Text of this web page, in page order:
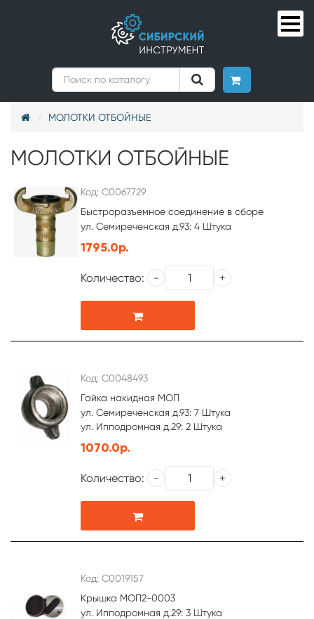
МОЛОТКИ ОТБОЙНЫЕ
МОЛОТКИ ОТБОЙНЫЕ
Код: С0067729
Быстроразъемное соединение в сборе
ул. Семиреченская д.93: 4 Штука
1795.0р.
Количество:
Код: С0048493
Гайка накидная МОП
ул. Семиреченская д.93: 7 Штука
ул. Ипподромная д.29: 2 Штука
1070.0р.
Количество:
Код: С0019157
Крышка МОП2-0003
ул. Ипподромная д.29: 3 Штука